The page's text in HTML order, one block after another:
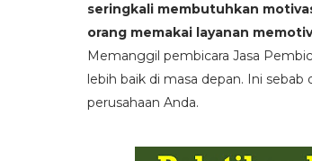
seringkali membutuhkan
orang memakai layanan
Memanggil pembicara Jasa
lebih baik di masa depan. Ini
perusahaan Anda.